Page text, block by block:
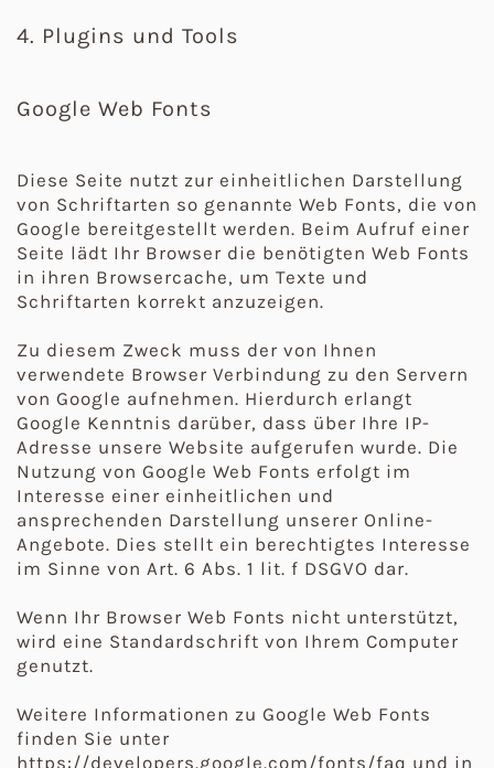
4. Plugins und Tools
Google Web Fonts
Diese Seite nutzt zur einheitlichen Darstellung
von Schriftarten so genannte Web Fonts, die von
Google bereitgestellt werden. Beim Aufruf einer
Seite lädt Ihr Browser die benötigten Web Fonts
in ihren Browsercache, um Texte und
Schriftarten korrekt anzuzeigen.
Zu diesem Zweck muss der von Ihnen
verwendete Browser Verbindung zu den Servern
von Google aufnehmen. Hierdurch erlangt
Google Kenntnis darüber, dass über Ihre IP-
Adresse unsere Website aufgerufen wurde. Die
Nutzung von Google Web Fonts erfolgt im
Interesse einer einheitlichen und
ansprechenden Darstellung unserer Online-
Angebote. Dies stellt ein berechtigtes Interesse
im Sinne von Art. 6 Abs. 1 lit. f DSGVO dar.
Wenn Ihr Browser Web Fonts nicht unterstützt,
wird eine Standardschrift von Ihrem Computer
genutzt.
Weitere Informationen zu Google Web Fonts
finden Sie unter
https://developers.google.com/fonts/faq und in